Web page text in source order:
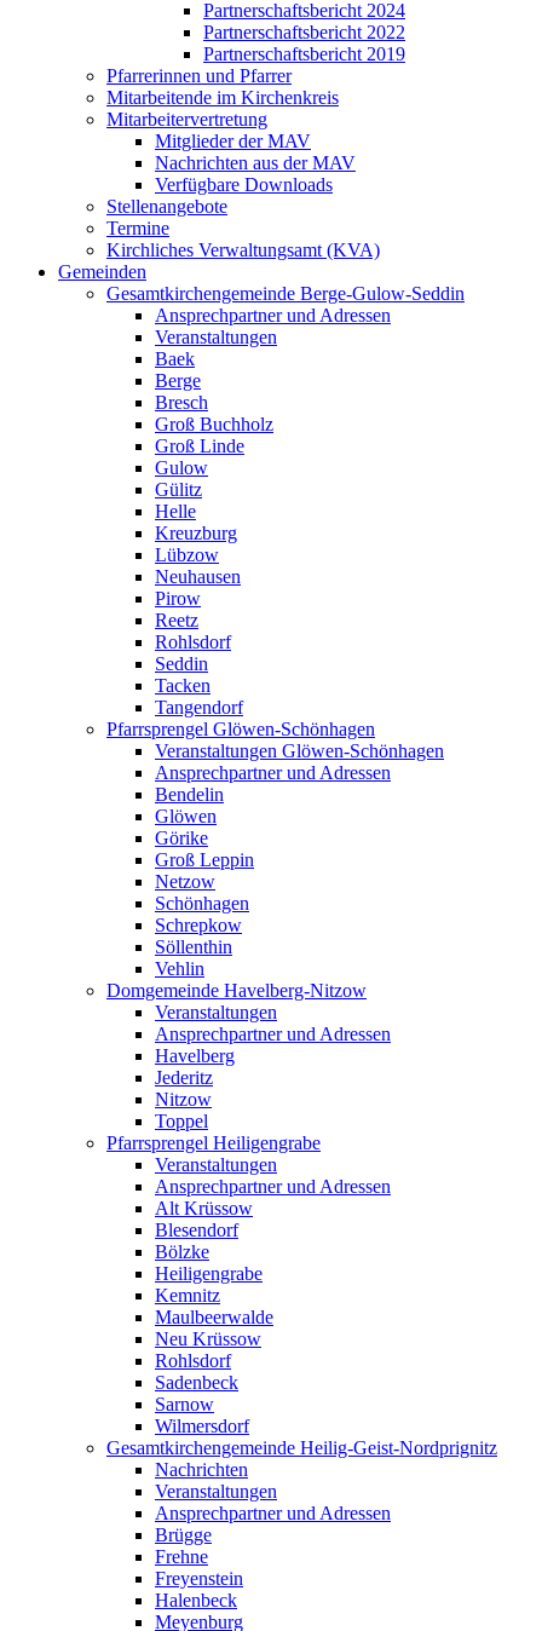
Partnerschaftsbericht 2024
Partnerschaftsbericht 2022
Partnerschaftsbericht 2019
Pfarrerinnen und Pfarrer
Mitarbeitende im Kirchenkreis
Mitarbeitervertretung
Mitglieder der MAV
Nachrichten aus der MAV
Verfügbare Downloads
Stellenangebote
Termine
Kirchliches Verwaltungsamt (KVA)
Gemeinden
Gesamtkirchengemeinde Berge-Gulow-Seddin
Ansprechpartner und Adressen
Veranstaltungen
Baek
Berge
Bresch
Groß Buchholz
Groß Linde
Gulow
Gülitz
Helle
Kreuzburg
Lübzow
Neuhausen
Pirow
Reetz
Rohlsdorf
Seddin
Tacken
Tangendorf
Pfarrsprengel Glöwen-Schönhagen
Veranstaltungen Glöwen-Schönhagen
Ansprechpartner und Adressen
Bendelin
Glöwen
Görike
Groß Leppin
Netzow
Schönhagen
Schrepkow
Söllenthin
Vehlin
Domgemeinde Havelberg-Nitzow
Veranstaltungen
Ansprechpartner und Adressen
Havelberg
Jederitz
Nitzow
Toppel
Pfarrsprengel Heiligengrabe
Veranstaltungen
Ansprechpartner und Adressen
Alt Krüssow
Blesendorf
Bölzke
Heiligengrabe
Kemnitz
Maulbeerwalde
Neu Krüssow
Rohlsdorf
Sadenbeck
Sarnow
Wilmersdorf
Gesamtkirchengemeinde Heilig-Geist-Nordprignitz
Nachrichten
Veranstaltungen
Ansprechpartner und Adressen
Brügge
Frehne
Freyenstein
Halenbeck
Meyenburg